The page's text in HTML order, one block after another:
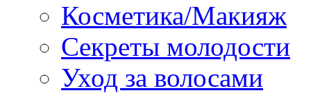
Косметика/Макияж
Секреты молодости
Уход за волосами